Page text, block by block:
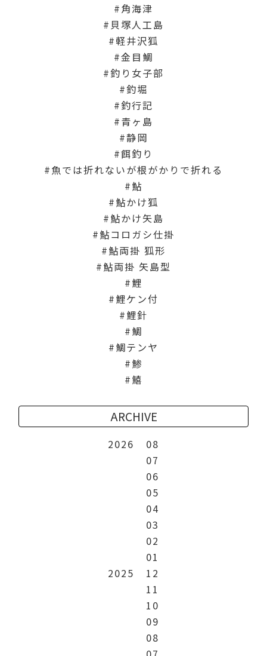
角海津
貝塚人工島
軽井沢狐
金目鯛
釣り女子部
釣堀
釣行記
青ヶ島
静岡
餌釣り
魚では折れないが根がかりで折れる
鮎
鮎かけ狐
鮎かけ矢島
鮎コロガシ仕掛
鮎両掛 狐形
鮎両掛 矢島型
鯉
鯉ケン付
鯉針
鯛
鯛テンヤ
鯵
鱚
ARCHIVE
2026
08
07
06
05
04
03
02
01
2025
12
11
10
09
08